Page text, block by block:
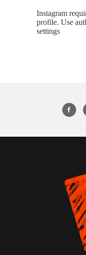
Instagram
profile. Use
settings